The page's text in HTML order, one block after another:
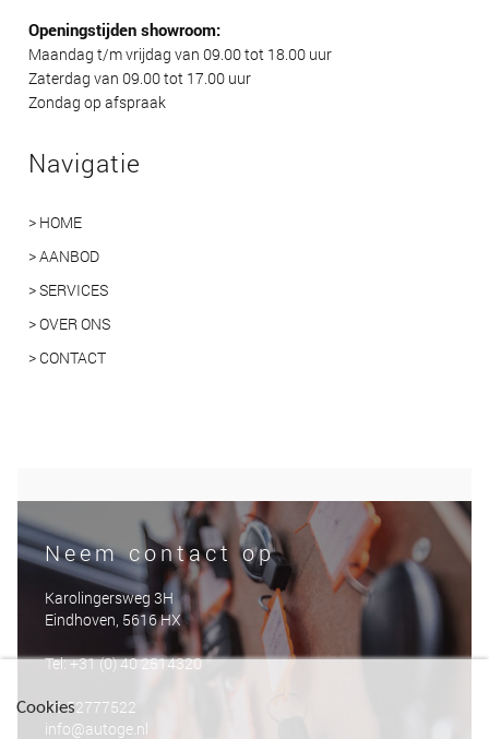
Openingstijden showroom:
Maandag t/m vrijdag van 09.00 tot 18.00 uur
Zaterdag van 09.00 tot 17.00 uur
Zondag op afspraak
Navigatie
> HOME
> AANBOD
> SERVICES
> OVER ONS
> CONTACT
Neem contact op
Karolingersweg 3H
Eindhoven, 5616 HX
Tel: +31 (0) 40 2514320
06-52777522
info@autoge.nl
Cookies